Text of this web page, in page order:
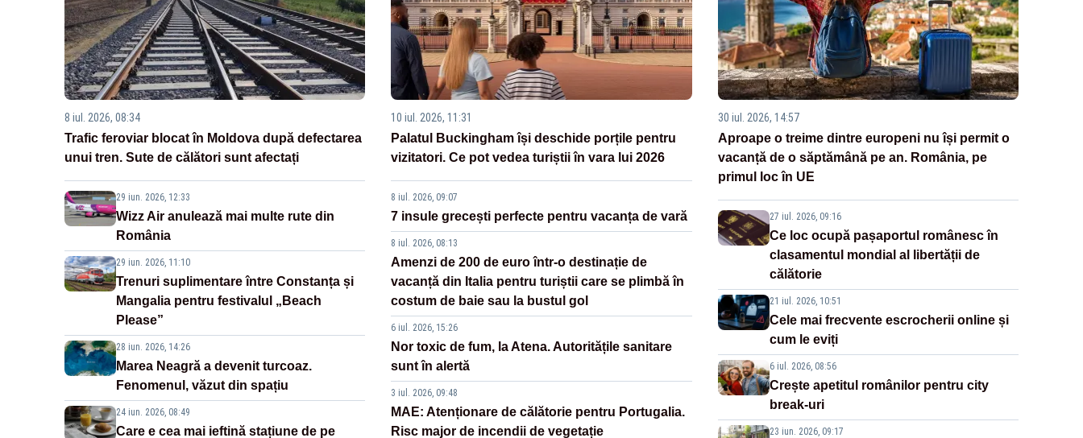
8 iul. 2026, 08:34
Trafic feroviar blocat în Moldova după defectarea
unui tren. Sute de călători sunt afectați
29 iun. 2026, 12:33
Wizz Air anulează mai multe rute din
România
29 iun. 2026, 11:10
Trenuri suplimentare între Constanța și
Mangalia pentru festivalul „Beach
Please”
28 iun. 2026, 14:26
Marea Neagră a devenit turcoaz.
Fenomenul, văzut din spațiu
24 iun. 2026, 08:49
Care e cea mai ieftină stațiune de pe
10 iul. 2026, 11:31
Palatul Buckingham își deschide porțile pentru
vizitatori. Ce pot vedea turiștii în vara lui 2026
8 iul. 2026, 09:07
7 insule grecești perfecte pentru vacanța de vară
8 iul. 2026, 08:13
Amenzi de 200 de euro într-o destinație de
vacanță din Italia pentru turiștii care se plimbă în
costum de baie sau la bustul gol
6 iul. 2026, 15:26
Nor toxic de fum, la Atena. Autoritățile sanitare
sunt în alertă
3 iul. 2026, 09:48
MAE: Atenționare de călătorie pentru Portugalia.
Risc major de incendii de vegetație
30 iul. 2026, 14:57
Aproape o treime dintre europeni nu își permit o
vacanță de o săptămână pe an. România, pe
primul loc în UE
27 iul. 2026, 09:16
Ce loc ocupă pașaportul românesc în
clasamentul mondial al libertății de
călătorie
21 iul. 2026, 10:51
Cele mai frecvente escrocherii online și
cum le eviți
6 iul. 2026, 08:56
Crește apetitul românilor pentru city
break-uri
23 iun. 2026, 09:17